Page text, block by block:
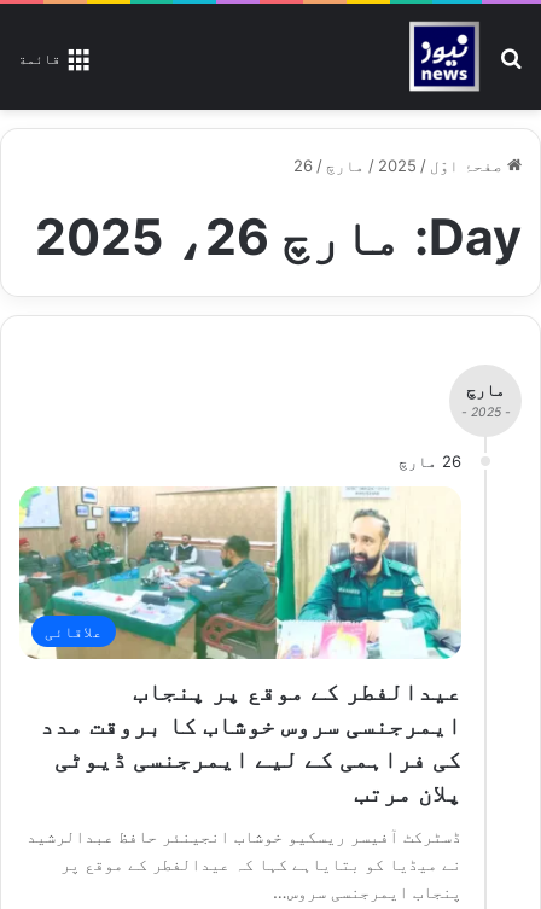
قائمة تلاش کیجیے
صفحۂ اوّل /
2025
/ مارچ /
26
Day: مارچ 26، 2025
مارچ
- 2025 -
26 مارچ
علاقائی
عیدالفطر کے موقع پر پنجاب
ایمرجنسی سروس خوشاب کا بروقت مدد
کی فراہمی کے لیے ایمرجنسی ڈیوٹی
پلان مرتب
ڈسٹرکٹ آفیسر ریسکیو خوشاب انجینئر حافظ عبدالرشید
نے میڈیا کو بتایاہے کہا کہ عیدالفطر کے موقع پر
پنجاب ایمرجنسی سروس…